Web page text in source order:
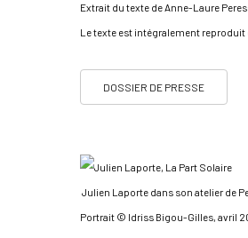
Extrait du texte de Anne-Laure
Le texte est intégralement reproduit
DOSSIER DE PRESSE
Julien Laporte dans son atelier de
Portrait © Idriss Bigou-Gilles, avril